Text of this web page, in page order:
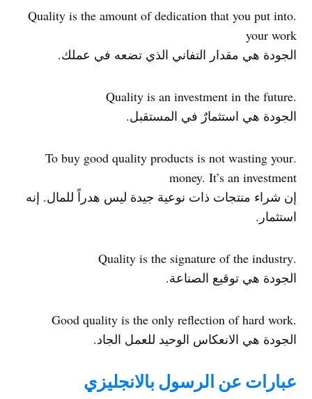
.Quality is the amount of dedication that you put into
your work
الجودة هي مقدار التفاني الذي تضعه في عملك.
.Quality is an investment in the future
الجودة هي استثمارٌ في المستقبل.
.To buy good quality products is not wasting your
money. It’s an investment
إن شراء منتجات ذات نوعية جيدة ليس هدراً للمال. إنه
استثمار.
.Quality is the signature of the industry
الجودة هي توقيع الصناعة.
.Good quality is the only reflection of hard work
الجودة هي الانعكاس الوحيد للعمل الجاد.
عبارات عن الرسول بالانجليزي